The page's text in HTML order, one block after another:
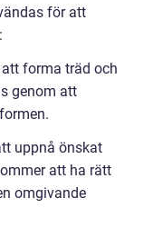
för att
forma träd och
genom att
uppnå önskat
att ha rätt
omgivande